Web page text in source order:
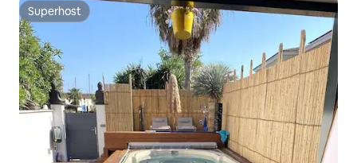
Superhost
Superhost